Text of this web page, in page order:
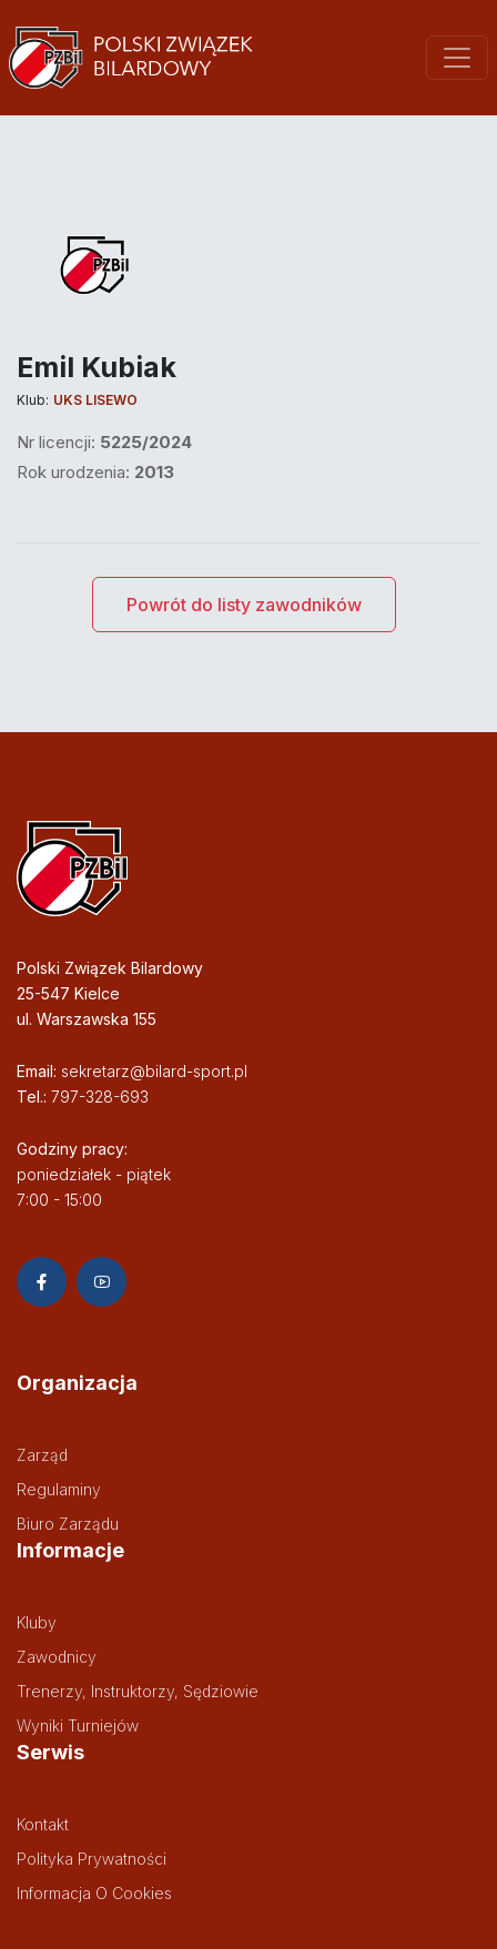
Emil Kubiak
Klub: UKS LISEWO
Nr licencji: 5225/2024
Rok urodzenia: 2013
Powrót do listy zawodników
Polski Związek Bilardowy
25-547 Kielce
ul. Warszawska 155
Email: sekretarz@bilard-sport.pl
Tel.: 797-328-693
Godziny pracy:
poniedziałek - piątek
7:00 - 15:00
Organizacja
Zarząd
Regulaminy
Biuro Zarządu
Informacje
Kluby
Zawodnicy
Trenerzy, Instruktorzy, Sędziowie
Wyniki Turniejów
Serwis
Kontakt
Polityka Prywatności
Informacja O Cookies